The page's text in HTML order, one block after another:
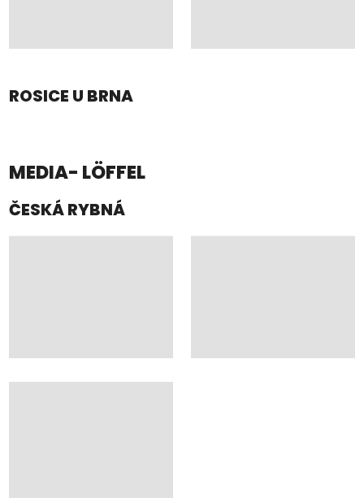
ROSICE U BRNA
MEDIA- LÖFFEL
ČESKÁ RYBNÁ